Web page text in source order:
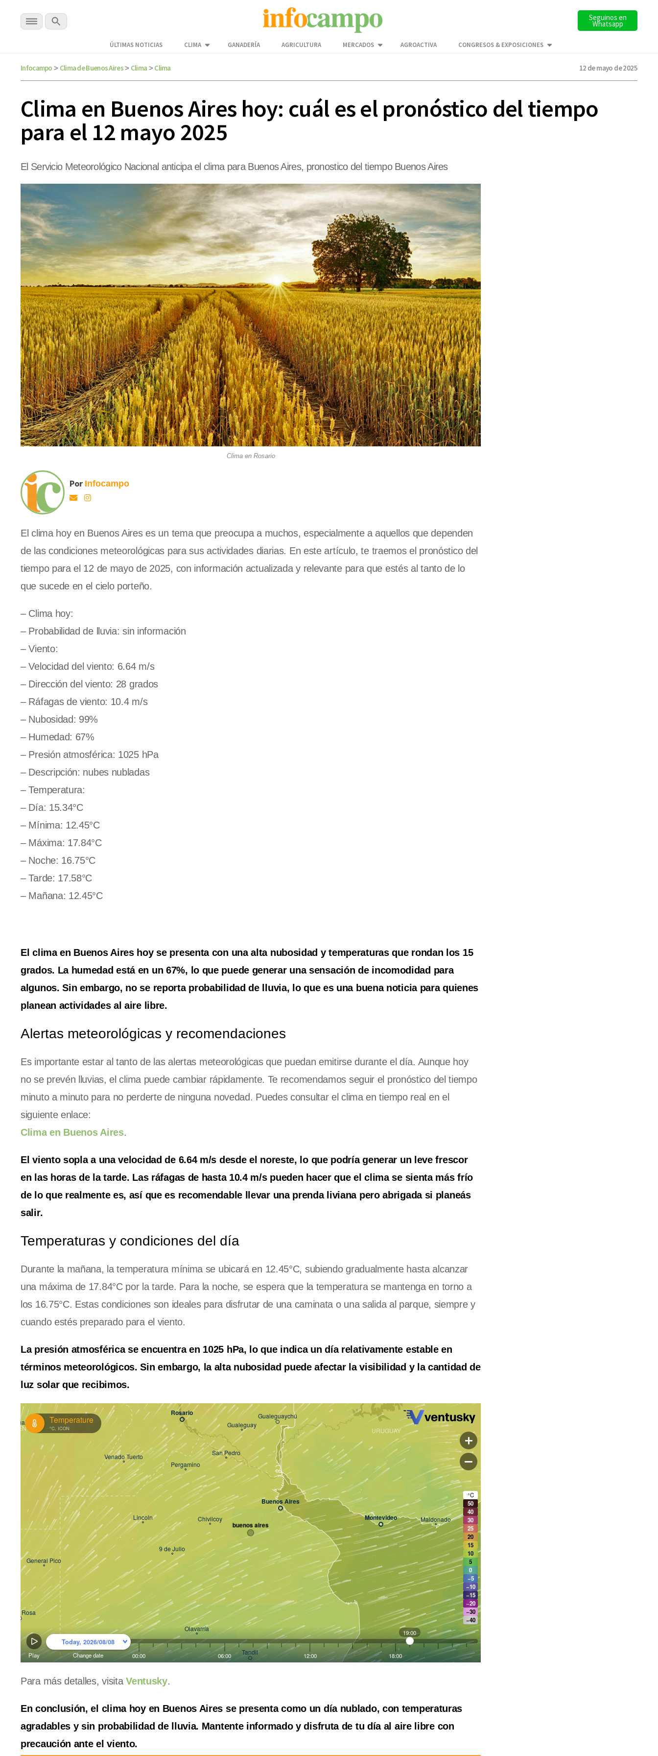
Seguinos en
Whatsapp
ÚLTIMAS NOTICIAS CLIMA GANADERÍA AGRICULTURA MERCADOS AGROACTIVA CONGRESOS & EXPOSICIONES
Infocampo > Clima de Buenos Aires> Clima > Clima 12 de mayo de 2025
Clima en Buenos Aires hoy: cuál es el pronóstico del tiempo
para el 12 mayo 2025
El Servicio Meteorológico Nacional anticipa el clima para Buenos Aires, pronostico del tiempo Buenos Aires
Clima en Rosario
Por Infocampo
El clima hoy en Buenos Aires es un tema que preocupa a muchos, especialmente a aquellos que dependen
de las condiciones meteorológicas para sus actividades diarias. En este artículo, te traemos el pronóstico del
tiempo para el 12 de mayo de 2025, con información actualizada y relevante para que estés al tanto de lo
que sucede en el cielo porteño.
– Clima hoy:
– Probabilidad de lluvia: sin información
– Viento:
– Velocidad del viento: 6.64 m/s
– Dirección del viento: 28 grados
– Ráfagas de viento: 10.4 m/s
– Nubosidad: 99%
– Humedad: 67%
– Presión atmosférica: 1025 hPa
– Descripción: nubes nubladas
– Temperatura:
– Día: 15.34°C
– Mínima: 12.45°C
– Máxima: 17.84°C
– Noche: 16.75°C
– Tarde: 17.58°C
– Mañana: 12.45°C
El clima en Buenos Aires hoy se presenta con una alta nubosidad y temperaturas que rondan los 15
grados. La humedad está en un 67%, lo que puede generar una sensación de incomodidad para
algunos. Sin embargo, no se reporta probabilidad de lluvia, lo que es una buena noticia para quienes
planean actividades al aire libre.
Alertas meteorológicas y recomendaciones
Es importante estar al tanto de las alertas meteorológicas que puedan emitirse durante el día. Aunque hoy
no se prevén lluvias, el clima puede cambiar rápidamente. Te recomendamos seguir el pronóstico del tiempo
minuto a minuto para no perderte de ninguna novedad. Puedes consultar el clima en tiempo real en el
siguiente enlace:
Clima en Buenos Aires.
El viento sopla a una velocidad de 6.64 m/s desde el noreste, lo que podría generar un leve frescor
en las horas de la tarde. Las ráfagas de hasta 10.4 m/s pueden hacer que el clima se sienta más frío
de lo que realmente es, así que es recomendable llevar una prenda liviana pero abrigada si planeás
salir.
Temperaturas y condiciones del día
Durante la mañana, la temperatura mínima se ubicará en 12.45°C, subiendo gradualmente hasta alcanzar
una máxima de 17.84°C por la tarde. Para la noche, se espera que la temperatura se mantenga en torno a
los 16.75°C. Estas condiciones son ideales para disfrutar de una caminata o una salida al parque, siempre y
cuando estés preparado para el viento.
La presión atmosférica se encuentra en 1025 hPa, lo que indica un día relativamente estable en
términos meteorológicos. Sin embargo, la alta nubosidad puede afectar la visibilidad y la cantidad de
luz solar que recibimos.
Para más detalles, visitaVentusky.
En conclusión, el clima hoy en Buenos Aires se presenta como un día nublado, con temperaturas
agradables y sin probabilidad de lluvia. Mantente informado y disfruta de tu día al aire libre con
precaución ante el viento.